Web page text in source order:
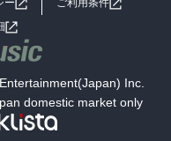
小説
ー
ご利用条件
Inc.
domestic market only